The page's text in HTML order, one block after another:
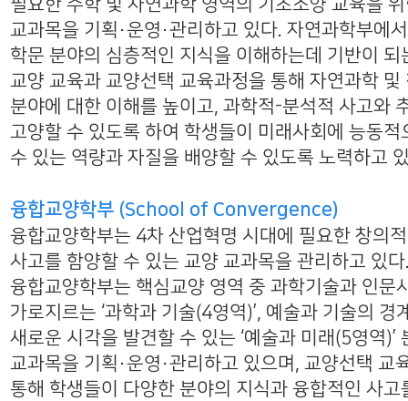
필요한 수학 및 자연과학 영역의 기초소양 교육을
교과목을 기획・운영・관리하고 있다. 자연과학부에
학문 분야의 심층적인 지식을 이해하는데 기반이 되
교양 교육과 교양선택 교육과정을 통해 자연과학 및
분야에 대한 이해를 높이고, 과학적-분석적 사고와
고양할 수 있도록 하여 학생들이 미래사회에 능동적
수 있는 역량과 자질을 배양할 수 있도록 노력하고
융합교양학부 (School of Convergence)
융합교양학부는 4차 산업혁명 시대에 필요한 창의적
사고를 함양할 수 있는 교양 교과목을 관리하고 있
융합교양학부는 핵심교양 영역 중 과학기술과 인문
가로지르는 ‘과학과 기술(4영역)’, 예술과 기술의 경
새로운 시각을 발견할 수 있는 ‘예술과 미래(5영역)’
교과목을 기획・운영・관리하고 있으며, 교양선택 교
통해 학생들이 다양한 분야의 지식과 융합적인 사고